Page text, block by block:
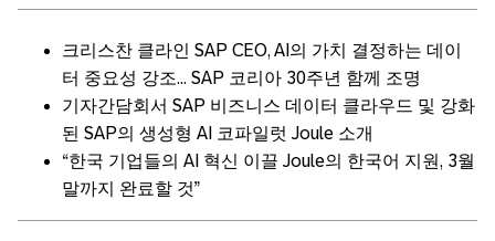
크리스찬 클라인 SAP CEO, AI의 가치 결정하는 데이
터 중요성 강조… SAP 코리아 30주년 함께 조명
기자간담회서 SAP 비즈니스 데이터 클라우드 및 강화
된 SAP의 생성형 AI 코파일럿 Joule 소개
“한국 기업들의 AI 혁신 이끌 Joule의 한국어 지원, 3월
말까지 완료할 것”